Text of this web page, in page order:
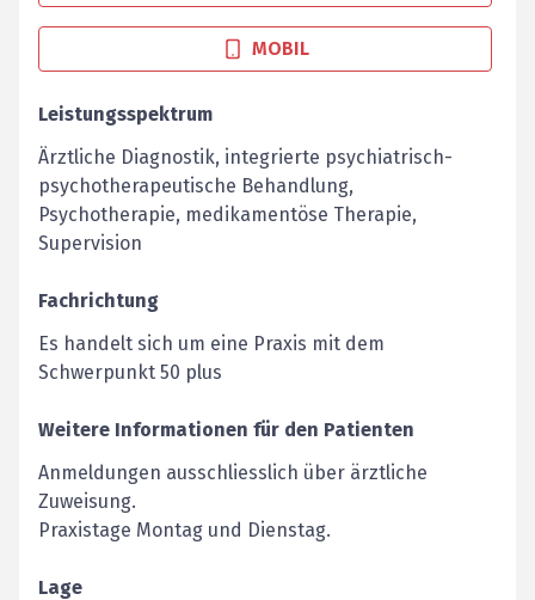
MOBIL
Leistungsspektrum
Ärztliche Diagnostik, integrierte psychiatrisch-
psychotherapeutische Behandlung,
Psychotherapie, medikamentöse Therapie,
Supervision
Fachrichtung
Es handelt sich um eine Praxis mit dem
Schwerpunkt 50 plus
Weitere Informationen für den Patienten
Anmeldungen ausschliesslich über ärztliche
Zuweisung.
Praxistage Montag und Dienstag.
Lage